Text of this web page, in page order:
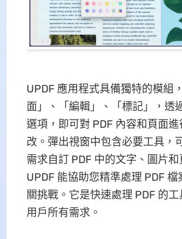
UPDF 應用程式具備獨特的模組
面」、「編輯」、「標記」，透
選項，即可對 PDF 內容和頁面
改。彈出視窗中包含必要工具，
需求自訂 PDF 中的文字、圖片和
UPDF 能協助您精準處理 PDF 檔
關挑戰。它是快速處理 PDF 的
用戶所有需求。